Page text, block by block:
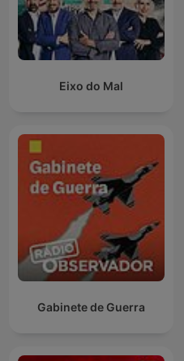
Eixo do Mal
Gabinete de Guerra